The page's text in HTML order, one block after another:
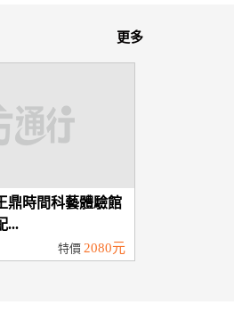
更多
鼎時間科藝體驗館
...
特價 2080元